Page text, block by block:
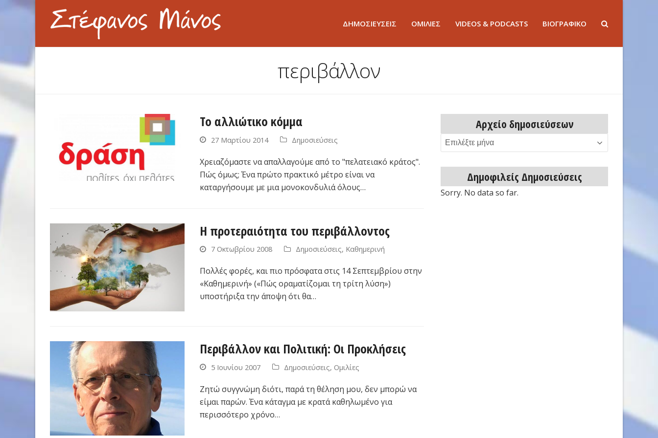
ΔΗΜΟΣΙΕΥΣΕΙΣ ΟΜΙΛΙΕΣ VIDEOS & PODCASTS ΒΙΟΓΡΑΦΙΚΟ
περιβάλλον
Το αλλιώτικο κόμμα
27 Μαρτίου 2014 Δημοσιεύσεις
Χρειαζόμαστε να απαλλαγούμε από το "πελατειακό κράτος".
Πώς όμως; Ένα πρώτο πρακτικό μέτρο είναι να
καταργήσουμε με μια μονοκονδυλιά όλους…
Η προτεραιότητα του περιβάλλοντος
7 Οκτωβρίου 2008 Δημοσιεύσεις, Καθημερινή
Πολλές φορές, και πιο πρόσφατα στις 14 Σεπτεμβρίου στην
«Καθημερινή» («Πώς οραματίζομαι τη τρίτη λύση»)
υποστήριξα την άποψη ότι θα…
Περιβάλλον και Πολιτική: Οι Προκλήσεις
5 Ιουνίου 2007 Δημοσιεύσεις, Ομιλίες
Ζητώ συγγνώμη διότι, παρά τη θέληση μου, δεν μπορώ να
είμαι παρών. Ένα κάταγμα με κρατά καθηλωμένο για
περισσότερο χρόνο…
Αρχείο δημοσιεύσεων
Αρχείο
δημοσιεύσεων
Δημοφιλείς Δημοσιεύσεις
Sorry. No data so far.